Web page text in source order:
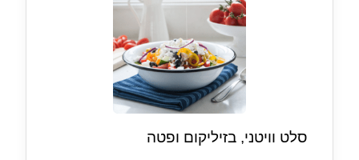
סלט וויטני, בזיליקום ופטה